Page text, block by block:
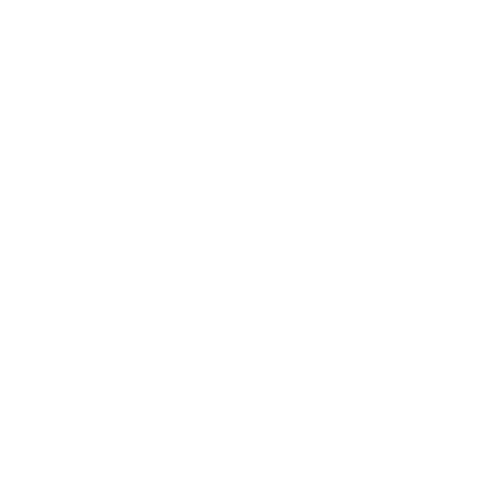
مقعد شاغر على الإفطار
رمضان.. د. عبدالخالق
اقتصادي في انتظار